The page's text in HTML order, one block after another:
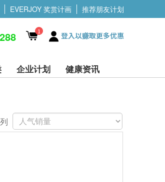
EVERJOY 奖赏计画 推荐朋友计划
1 登入以赚取更多优惠
企业计划 健康资讯